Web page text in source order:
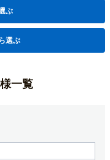
ぶ
選ぶ
一覧